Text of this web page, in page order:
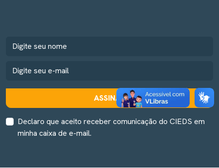
ASSINAR
Declaro que aceito receber comunicação do CIEDS em
minha caixa de e-mail.